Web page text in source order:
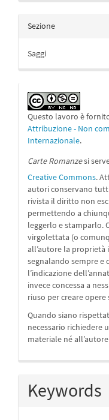
Sezione
Saggi
Questo lavoro è
Attribuzione - Non
Internazionale.
Carte Romanzesi
Creative Commons.
autori conservano
rivista il diritto non
permettendo a
leggerlo e stamparlo.
virgolettata (o
all’autore la
segnalando sempre e
l’indicazione
invece concessa a
riuso per creare opere
Quando siano
necessario richiedere
materiale né
Keywords